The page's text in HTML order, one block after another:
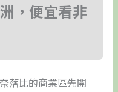
，便宜看非
落比的商業區先開